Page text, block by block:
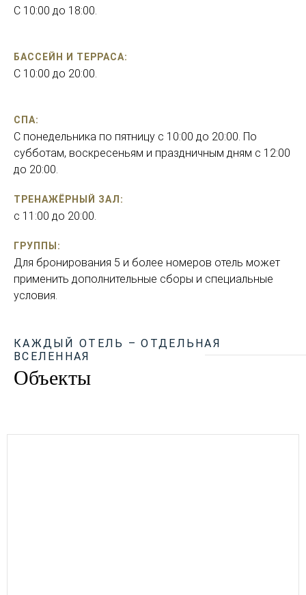
С 10:00 до 18:00.
БАССЕЙН И ТЕРРАСА:
С 10:00 до 20:00.
СПА:
С понедельника по пятницу с 10:00 до 20:00. По
субботам, воскресеньям и праздничным дням с 12:00
до 20:00.
ТРЕНАЖЁРНЫЙ ЗАЛ:
с 11:00 до 20:00.
ГРУППЫ:
Для бронирования 5 и более номеров отель может
применить дополнительные сборы и специальные
условия.
КАЖДЫЙ ОТЕЛЬ – ОТДЕЛЬНАЯ
ВСЕЛЕННАЯ
Объекты